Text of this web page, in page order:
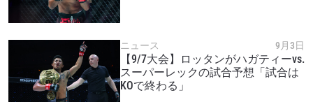
ニュース 9月3日
【9/7大会】ロッタンがハガティーvs.
スーパーレックの試合予想「試合は
KOで終わる」
大会
ハイライトを見る
購読